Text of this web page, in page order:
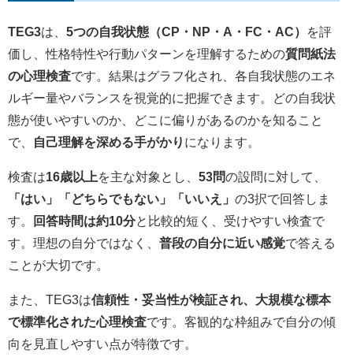
TEG3は、 5つの自我状態（CP・NP・A・FC・AC）
を評
価し、性格特性や行動パターンを理解するための質問紙法
の心理検査です。結果はグラフ化され、各自我状態のエネ
ルギー量やバランスを視覚的に把握できます。どの自我状
態が使いやすいのか、どこに偏りがあるのかを知ること
で、
自己理解を深める手がかり になります。
検査は16歳以上を主な対象とし、 53問の設問に対して、
「はい」「どちらでもない」「いいえ」 の3択で回答しま
す。
回答時間は約10分と比較的短く、受けやすい検査で
す。理想の自分ではなく、 普段の自分に近い感覚で答える
ことが大切です。
また、TEG3は信頼性・妥当性が検証され、大規模な標本
で標準化された心理検査です。客観的な枠組みで自分の傾
向を見直しやすい点が特徴です。